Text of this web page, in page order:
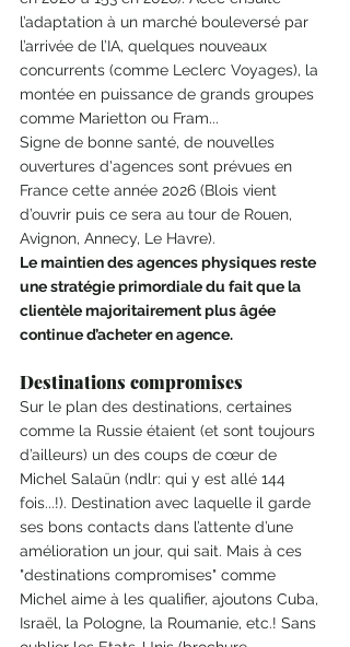
l’adaptation à un marché bouleversé par
l’arrivée de l’IA, quelques nouveaux
concurrents (comme Leclerc Voyages), la
montée en puissance de grands groupes
comme Marietton ou Fram...
Signe de bonne santé, de nouvelles
ouvertures d'agences sont prévues en
France cette année 2026 (Blois vient
d’ouvrir puis ce sera au tour de Rouen,
Avignon, Annecy, Le Havre).
Le maintien des agences physiques reste
une stratégie primordiale du fait que la
clientèle majoritairement plus âgée
continue d’acheter en agence.
Destinations compromises
Sur le plan des destinations, certaines
comme la Russie étaient (et sont toujours
d’ailleurs) un des coups de cœur de
Michel Salaün (ndlr: qui y est allé 144
fois...!). Destination avec laquelle il garde
ses bons contacts dans l’attente d’une
amélioration un jour, qui sait. Mais à ces
"destinations compromises" comme
Michel aime à les qualifier, ajoutons Cuba,
Israël, la Pologne, la Roumanie, etc.! Sans